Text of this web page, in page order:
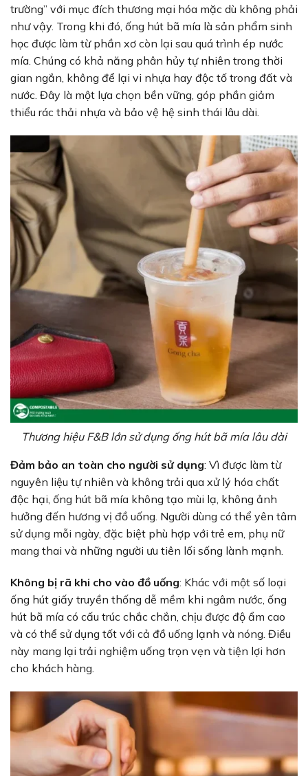
trường” với mục đích thương mại hóa mặc dù không phải
như vậy. Trong khi đó, ống hút bã mía là sản phẩm sinh
học được làm từ phần xơ còn lại sau quá trình ép nước
mía. Chúng có khả năng phân hủy tự nhiên trong thời
gian ngắn, không để lại vi nhựa hay độc tố trong đất và
nước. Đây là một lựa chọn bền vững, góp phần giảm
thiểu rác thải nhựa và bảo vệ hệ sinh thái lâu dài.
Thương hiệu F&B lớn sử dụng ống hút bã mía lâu dài
Đảm bảo an toàn cho người sử dụng: Vì được làm từ
nguyên liệu tự nhiên và không trải qua xử lý hóa chất
độc hại, ống hút bã mía không tạo mùi lạ, không ảnh
hưởng đến hương vị đồ uống. Người dùng có thể yên tâm
sử dụng mỗi ngày, đặc biệt phù hợp với trẻ em, phụ nữ
mang thai và những người ưu tiên lối sống lành mạnh.
Không bị rã khi cho vào đồ uống: Khác với một số loại
ống hút giấy truyền thống dễ mềm khi ngâm nước, ống
hút bã mía có cấu trúc chắc chắn, chịu được độ ẩm cao
và có thể sử dụng tốt với cả đồ uống lạnh và nóng. Điều
này mang lại trải nghiệm uống trọn vẹn và tiện lợi hơn
cho khách hàng.